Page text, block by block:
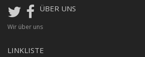
ÜBER UNS
Wir über uns
LINKLISTE